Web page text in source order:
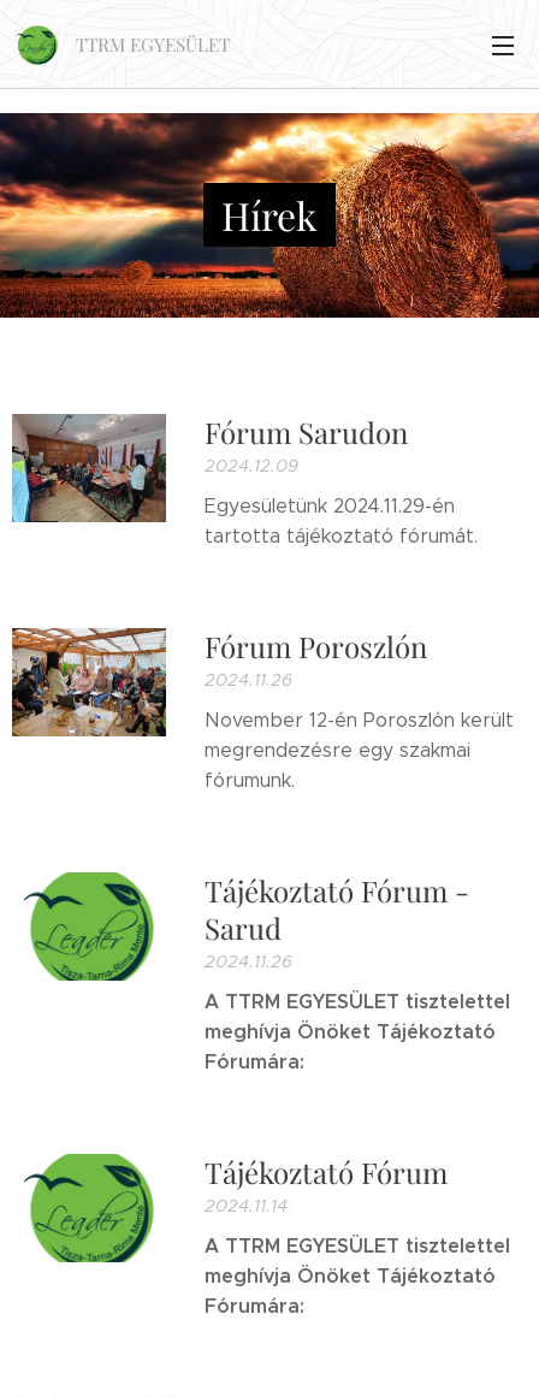
TTRM EGYESÜLET
Hírek
Fórum Sarudon
2024.12.09
Egyesületünk 2024.11.29-én
tartotta tájékoztató fórumát.
Fórum Poroszlón
2024.11.26
November 12-én Poroszlón került
megrendezésre egy szakmai
fórumunk.
Tájékoztató Fórum -
Sarud
2024.11.26
A TTRM EGYESÜLET tisztelettel
meghívja Önöket Tájékoztató
Fórumára:
Tájékoztató Fórum
2024.11.14
A TTRM EGYESÜLET tisztelettel
meghívja Önöket Tájékoztató
Fórumára: